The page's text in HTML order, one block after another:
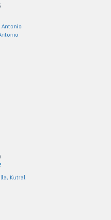
Antonio
Kutral